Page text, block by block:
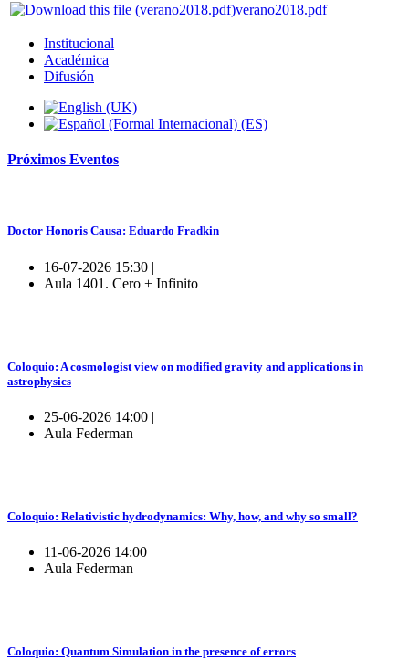
verano2018.pdf
Institucional
Académica
Difusión
Próximos Eventos
Doctor Honoris Causa: Eduardo Fradkin
16-07-2026 15:30 |
Aula 1401. Cero + Infinito
Coloquio: A cosmologist view on modified gravity and applications in
astrophysics
25-06-2026 14:00 |
Aula Federman
Coloquio: Relativistic hydrodynamics: Why, how, and why so small?
11-06-2026 14:00 |
Aula Federman
Coloquio: Quantum Simulation in the presence of errors